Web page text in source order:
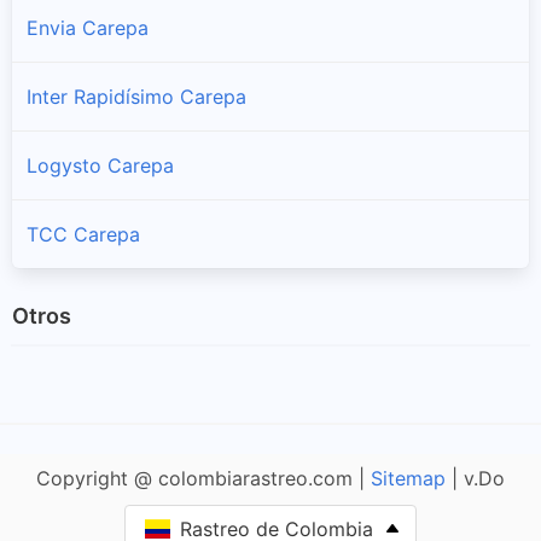
Envia Carepa
Inter Rapidísimo Carepa
Logysto Carepa
TCC Carepa
Otros
Copyright @ colombiarastreo.com | Sitemap | v.Do
Rastreo de Colombia